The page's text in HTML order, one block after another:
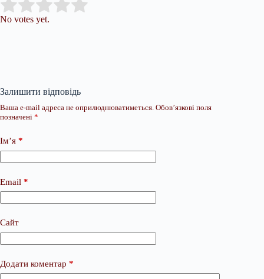
Rate this item:
No votes yet.
Залишити відповідь
Ваша e-mail адреса не оприлюднюватиметься. Обов’язкові поля
позначені *
Ім’я *
Email *
Сайт
Додати коментар *